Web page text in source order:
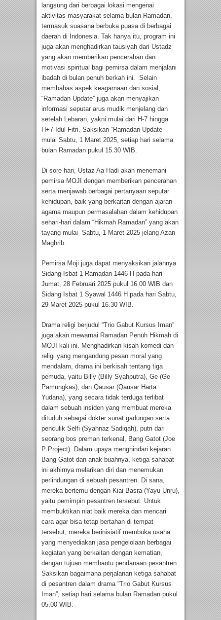
langsung dari berbagai lokasi mengenai
aktivitas masyarakat selama bulan Ramadan,
termasuk suasana berbuka puasa di berbagai
daerah di Indonesia. Tak hanya itu, program ini
juga akan menghadirkan tausiyah dari Ustadz
yang akan memberikan pencerahan dan
motivasi spiritual bagi pemirsa dalam menjalani
ibadah di bulan penuh berkah ini. Selain
membahas aspek keagamaan dan sosial,
“Ramadan Update” juga akan menyajikan
informasi seputar arus mudik menjelang dan
setelah Lebaran, yakni mulai dari H-7 hingga
H+7 Idul Fitri. Saksikan “Ramadan Update”
mulai Sabtu, 1 Maret 2025, setiap hari selama
bulan Ramadan pukul 15.30 WIB.
Di sore hari, Ustaz Aa Hadi akan menemani
pemirsa MOJI dengan memberikan pencerahan
serta menjawab berbagai pertanyaan seputar
kehidupan, baik yang berkaitan dengan ajaran
agama maupun permasalahan dalam kehidupan
sehari-hari dalam “Hikmah Ramadan” yang akan
tayang mulai Sabtu, 1 Maret 2025 jelang Azan
Maghrib.
Pemirsa Moji juga dapat menyaksikan jalannya
Sidang Isbat 1 Ramadan 1446 H pada hari
Jumat, 28 Februari 2025 pukul 16.00 WIB dan
Sidang Isbat 1 Syawal 1446 H pada hari Sabtu,
29 Maret 2025 pukul 16.30 WIB.
Drama religi berjudul “Trio Gabut Kursus Iman”
juga akan mewarnai Ramadan Penuh Hikmah di
MOJI kali ini. Menghadirkan kisah komedi dan
religi yang mengandung pesan moral yang
mendalam, drama ini berkisah tentang tiga
pemuda, yaitu Billy (Billy Syahputra), Ge (Ge
Pamungkas), dan Qausar (Qausar Harta
Yudana), yang secara tidak terduga terlibat
dalam sebuah insiden yang membuat mereka
dituduh sebagai dokter sunat gadungan serta
penculik Selfi (Syahnaz Sadiqah), putri dari
seorang bos preman terkenal, Bang Gatot (Joe
P Project). Dalam upaya menghindari kejaran
Bang Gatot dan anak buahnya, ketiga sahabat
ini akhirnya melarikan diri dan menemukan
perlindungan di sebuah pesantren. Di sana,
mereka bertemu dengan Kiai Basra (Yayu Unru),
yaitu pemimpin pesantren tersebut. Untuk
membuktikan niat baik mereka dan mencari
cara agar bisa tetap bertahan di tempat
tersebut, mereka berinisiatif membuka usaha
yang menyediakan jasa pengelolaan berbagai
kegiatan yang berkaitan dengan kematian,
dengan tujuan membantu pendanaan pesantren.
Saksikan bagaimana perjalanan ketiga sahabat
di pesantren dalam drama “Trio Gabut Kursus
Iman”, setiap hari selama bulan Ramadan pukul
05.00 WIB.